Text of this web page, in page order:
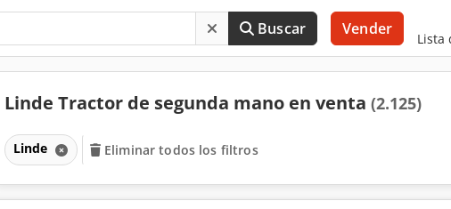
Buscar Vender
Lista
Linde Tractor de segunda mano en venta (2.125)
Linde Eliminar todos los filtros